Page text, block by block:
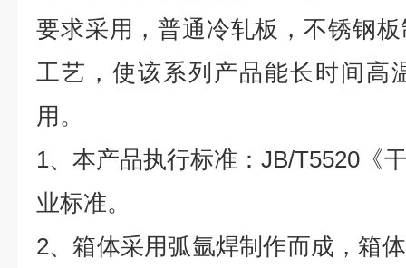
要求采用，普通冷轧板，不锈钢
工艺，使该系列产品能长时间高
用。
1、本产品执行标准：JB/T5520《
业标准。
2、箱体采用弧氩焊制作而成，箱